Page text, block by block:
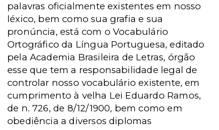
palavras oficialmente existentes em nosso
léxico, bem como sua grafia e sua
pronúncia, está com o Vocabulário
Ortográfico da Língua Portuguesa, editado
pela Academia Brasileira de Letras, órgão
esse que tem a responsabilidade legal de
controlar nosso vocabulário existente, em
cumprimento à velha Lei Eduardo Ramos,
de n. 726, de 8/12/1900, bem como em
obediência a diversos diplomas